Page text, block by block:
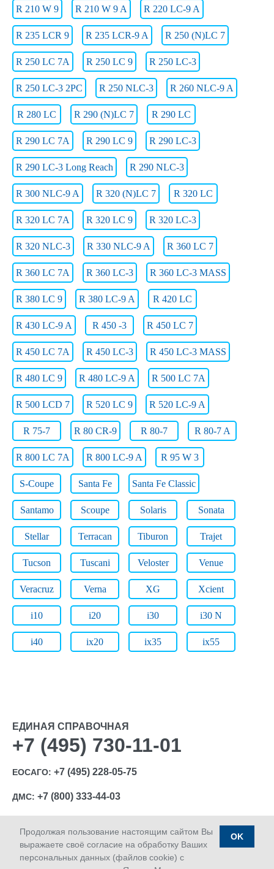
R 210 W 9 R 210 W 9 A R 220 LC-9 A
R 235 LCR 9 R 235 LCR-9 A R 250 (N)LC 7
R 250 LC 7A R 250 LC 9 R 250 LC-3
R 250 LC-3 2PC R 250 NLC-3 R 260 NLC-9 A
R 280 LC R 290 (N)LC 7 R 290 LC
R 290 LC 7A R 290 LC 9 R 290 LC-3
R 290 LC-3 Long Reach R 290 NLC-3
R 300 NLC-9 A R 320 (N)LC 7 R 320 LC
R 320 LC 7A R 320 LC 9 R 320 LC-3
R 320 NLC-3 R 330 NLC-9 A R 360 LC 7
R 360 LC 7A R 360 LC-3 R 360 LC-3 MASS
R 380 LC 9 R 380 LC-9 A R 420 LC
R 430 LC-9 A R 450 -3 R 450 LC 7
R 450 LC 7A R 450 LC-3 R 450 LC-3 MASS
R 480 LC 9 R 480 LC-9 A R 500 LC 7A
R 500 LCD 7 R 520 LC 9 R 520 LC-9 A
R 75-7 R 80 CR-9 R 80-7 R 80-7 A
R 800 LC 7A R 800 LC-9 A R 95 W 3
S-Coupe Santa Fe Santa Fe Classic
Santamo Scoupe Solaris Sonata
Stellar Terracan Tiburon Trajet
Tucson Tuscani Veloster Venue
Veracruz Verna XG Xcient
i10 i20 i30 i30 N
i40 ix20 ix35 ix55
Продолжая пользование настоящим сайтом Вы
выражаете своё согласие на обработку Ваших
персональных данных (файлов cookie) с
OK
ЕДИНАЯ СПРАВОЧНАЯ
+7 (495) 730-11-01
ЕОСАГО: +7 (495) 228-05-75
ДМС: +7 (800) 333-44-03